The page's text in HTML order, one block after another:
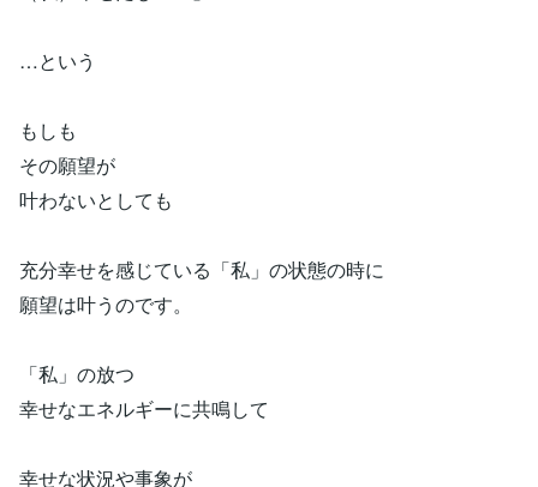
…という
もしも
その願望が
叶わないとしても
充分幸せを感じている「私」の状態の時に
願望は叶うのです。
「私」の放つ
幸せなエネルギーに共鳴して
幸せな状況や事象が